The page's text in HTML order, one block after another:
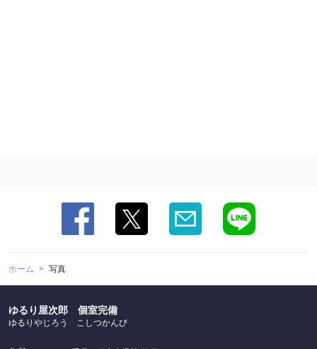
ホーム 写真
ゆるり屋次郎 個室完備
ゆるりやじろう こしつかんび